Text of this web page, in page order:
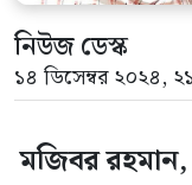
নিউজ ডেস্ক
১৪ ডিসেম্বর ২০২৪,
মজিবর